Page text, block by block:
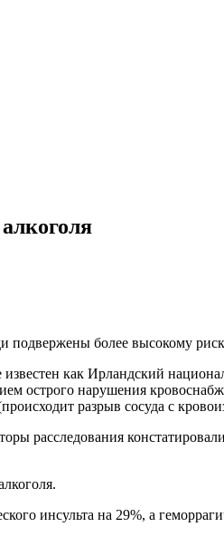
более высокому
как Ирландский
острого нарушения
разрыв сосуда с
расследования
инсульта на 29%, а